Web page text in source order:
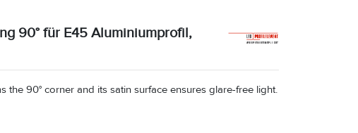
90° für E45 Aluminiumprofil,
the 90° corner and its satin surface ensures glare-free light.